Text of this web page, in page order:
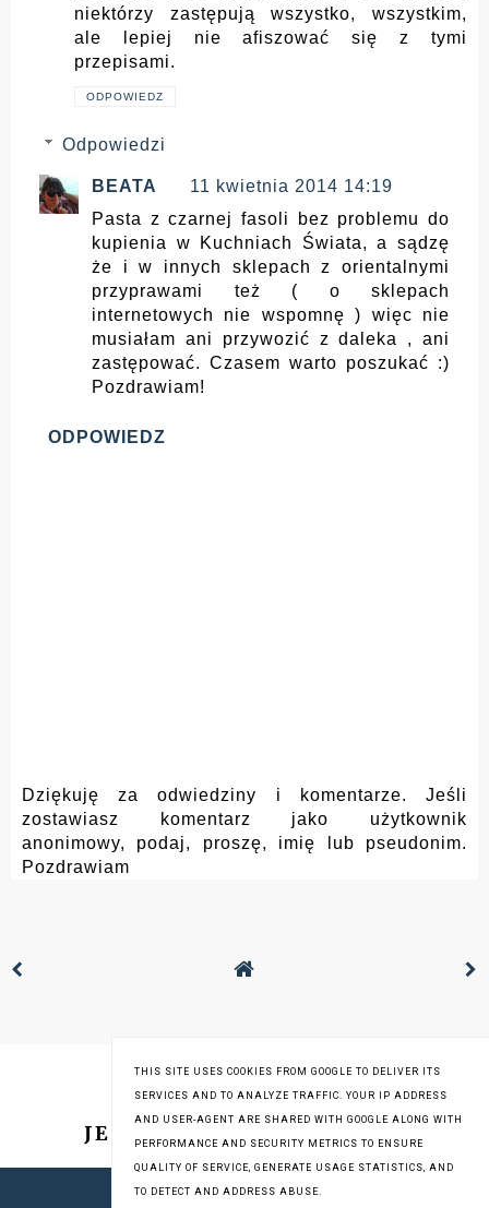
niektórzy zastępują wszystko, wszystkim,
ale lepiej nie afiszować się z tymi
przepisami.
ODPOWIEDZ
Odpowiedzi
BEATA
11 kwietnia 2014 14:19
Pasta z czarnej fasoli bez problemu do
kupienia w Kuchniach Świata, a sądzę
że i w innych sklepach z orientalnymi
przyprawami też ( o sklepach
internetowych nie wspomnę ) więc nie
musiałam ani przywozić z daleka , ani
zastępować. Czasem warto poszukać :)
Pozdrawiam!
ODPOWIEDZ
Dziękuję za odwiedziny i komentarze. Jeśli
zostawiasz komentarz jako użytkownik
anonimowy, podaj, proszę, imię lub pseudonim.
Pozdrawiam
JESTEM NA INSTAGRAMIE
COPYRIGHT © 2013-2019STARE GARY
THIS SITE USES COOKIES FROM GOOGLE TO DELIVER ITS
SERVICES AND TO ANALYZE TRAFFIC. YOUR IP ADDRESS
AND USER-AGENT ARE SHARED WITH GOOGLE ALONG WITH
PERFORMANCE AND SECURITY METRICS TO ENSURE
QUALITY OF SERVICE, GENERATE USAGE STATISTICS, AND
TO DETECT AND ADDRESS ABUSE.